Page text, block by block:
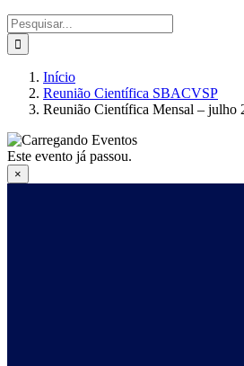
Buscar
resultados
para:
Início
Reunião Científica SBACVSP
Reunião Científica Mensal – julho
Este evento já passou.
×